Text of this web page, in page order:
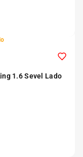
1.6 Sevel Lado